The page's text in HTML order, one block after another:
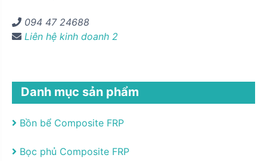
094 47 24688
Liên hệ kinh doanh 2
Danh mục sản phẩm
Bồn bể Composite FRP
Bọc phủ Composite FRP